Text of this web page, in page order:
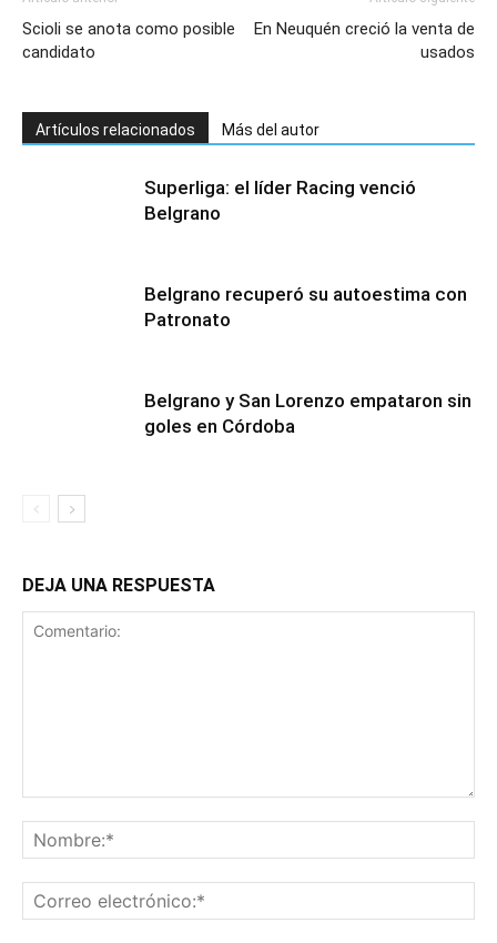
Scioli se anota como posible
candidato
En Neuquén creció la venta de
usados
Artículos relacionados Más del autor
Superliga: el líder Racing venció
Belgrano
Belgrano recuperó su autoestima con
Patronato
Belgrano y San Lorenzo empataron sin
goles en Córdoba
DEJA UNA RESPUESTA